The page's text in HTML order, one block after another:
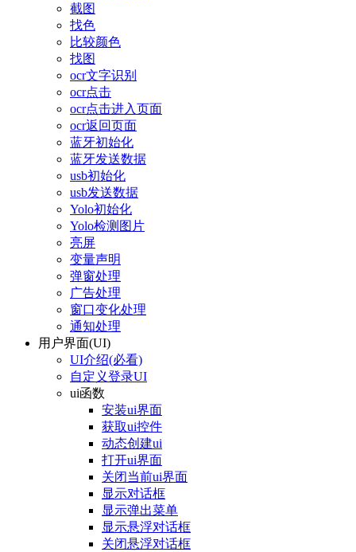
截图
找色
比较颜色
找图
ocr文字识别
ocr点击
ocr点击进入页面
ocr返回页面
蓝牙初始化
蓝牙发送数据
usb初始化
usb发送数据
Yolo初始化
Yolo检测图片
亮屏
变量声明
弹窗处理
广告处理
窗口变化处理
通知处理
用户界面(UI)
UI介绍(必看)
自定义登录UI
ui函数
安装ui界面
获取ui控件
动态创建ui
打开ui界面
关闭当前ui界面
显示对话框
显示弹出菜单
显示悬浮对话框
关闭悬浮对话框